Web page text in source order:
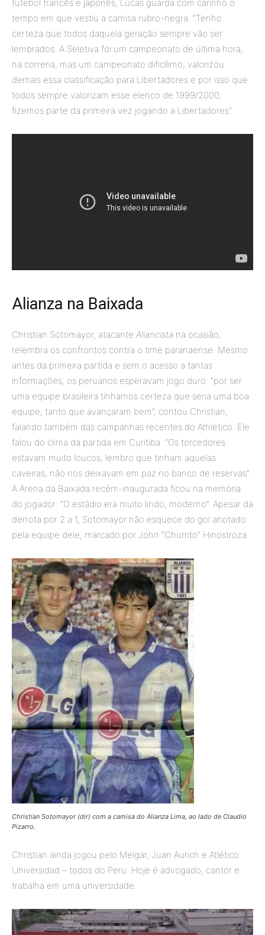
futebol francês e japonês, Lucas guarda com carinho o
tempo em que vestiu a camisa rubro-negra. “Tenho
certeza que todos daquela geração sempre vão ser
lembrados. A Seletiva foi um campeonato de última hora,
na correria, mas um campeonato dificílimo, valorizou
demais essa classificação para Libertadores e por isso que
todos sempre valorizam esse elenco de 1999/2000,
fizemos parte da primeira vez jogando a Libertadores”.
Alianza na Baixada
Christian Sotomayor, atacante Aliancista na ocasião,
relembra os confrontos contra o time paranaense. Mesmo
antes da primeira partida e sem o acesso a tantas
informações, os peruanos esperavam jogo duro: “por ser
uma equipe brasileira tínhamos certeza que seria uma boa
equipe, tanto que avançaram bem”, contou Christian,
falando também das campanhas recentes do Athletico. Ele
falou do clima da partida em Curitiba: “Os torcedores
estavam muito loucos, lembro que tinham aquelas
caveiras, não nos deixavam em paz no banco de reservas”.
A Arena da Baixada recém-inaugurada ficou na memória
do jogador: “O estádio era muito lindo, moderno”. Apesar da
derrota por 2 a 1, Sotomayor não esquece do gol anotado
pela equipe dele, marcado por John “Churrito” Hinostroza.
Christian Sotomayor (dir) com a camisa do Alianza Lima, ao lado de Claudio
Pizarro.
Christian ainda jogou pelo Melgar, Juan Aurich e Atlético
Universidad – todos do Peru. Hoje é advogado, cantor e
trabalha em uma universidade.